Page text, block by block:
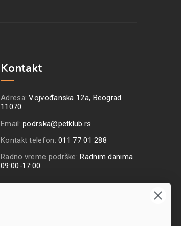
Kontakt
Adresa:Vojvođanska 12a, Beograd
11070
Email:podrska@petklub.rs
Kontakt telefon:011 77 01 288
Radno vreme podrške:Radnim danima
09:00-17:00